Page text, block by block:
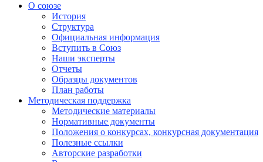
О союзе
История
Структура
Официальная информация
Вступить в Союз
Наши эксперты
Отчеты
Образцы документов
План работы
Методическая поддержка
Методические материалы
Нормативные документы
Положения о конкурсах, конкурсная документация
Полезные ссылки
Авторские разработки